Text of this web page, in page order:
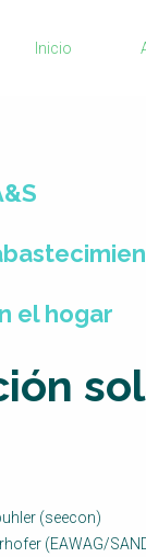
Inicio
el hogar
(seecon)
(EAWAG/